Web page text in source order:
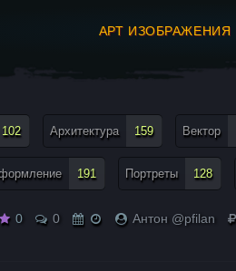
АРТ ИЗОБРАЖЕНИЯ
102 Архитектура 159 Вектор
191 Портреты 128
0 0 Антон @pfilan